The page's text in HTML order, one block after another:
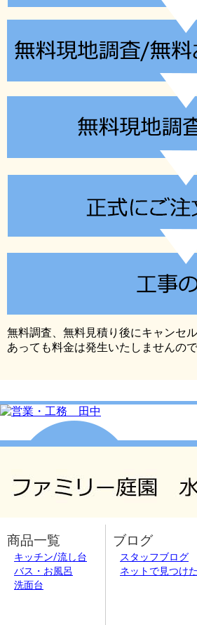
無料調査、無料見積り後にキャンセ
あっても料金は発生いたしませんの
商品一覧
キッチン/流し台
バス・お風呂
洗面台
ブログ
スタッフブログ
ネットで見つけ